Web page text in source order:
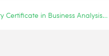
in Business Analysis™ (ECBA™) par IIBA®